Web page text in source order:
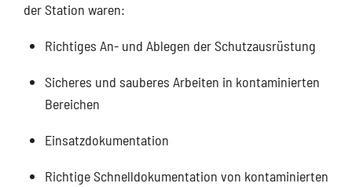
der Station waren:
Richtiges An- und Ablegen der Schutzausrüstung
Sicheres und sauberes Arbeiten in kontaminierten
Bereichen
Einsatzdokumentation
Richtige Schnelldokumentation von kontaminierten